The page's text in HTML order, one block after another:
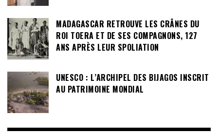
MADAGASCAR RETROUVE LES CRÂNES DU
ROI TOERA ET DE SES COMPAGNONS, 127
ANS APRÈS LEUR SPOLIATION
UNESCO : L’ARCHIPEL DES BIJAGOS INSCRIT
AU PATRIMOINE MONDIAL